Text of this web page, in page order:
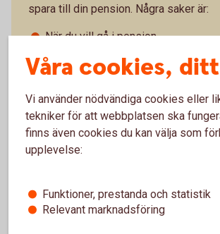
spara till din pension. Några saker är:
När du vill gå i pension
Om du jobbar heltid eller deltid
Om du har tjänstepension eller inte
Hur mycket du vill ha ut i månaden
Våra cookies,
Vi använder nödvändiga cookies eller
tekniker för att webbplatsen ska
finns även cookies du kan välja som
upplevelse:
Funktioner, prestanda och statistik
Relevant marknadsföring